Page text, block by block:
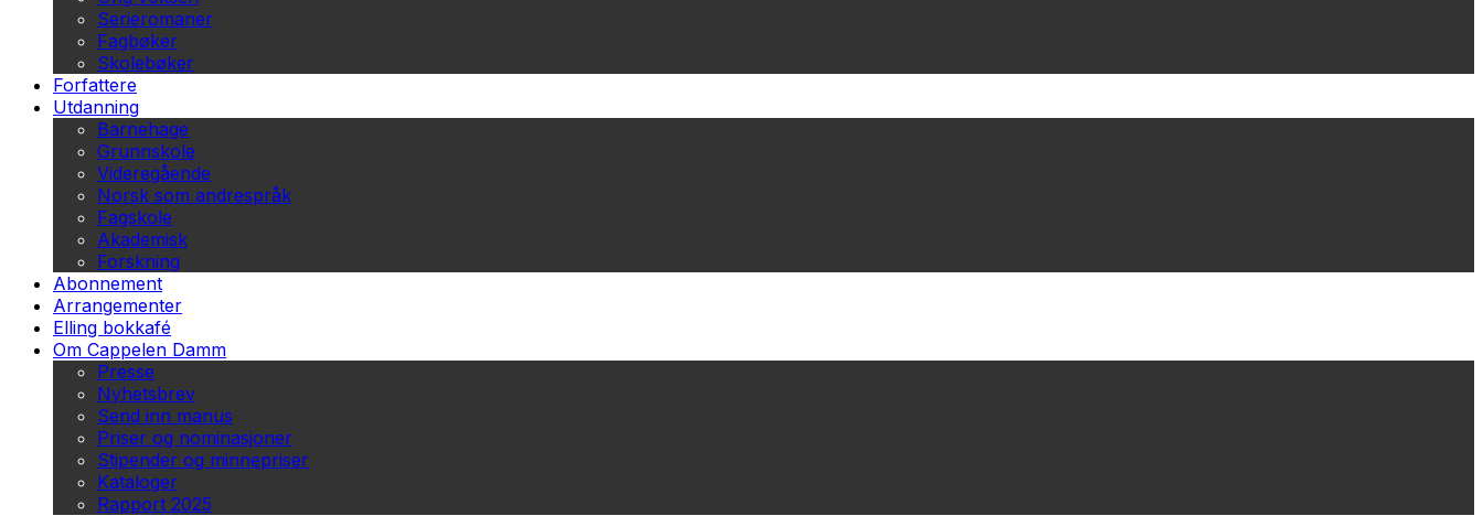
Serieromaner
Fagbøker
Skolebøker
Forfattere
Utdanning
Barnehage
Grunnskole
Videregående
Norsk som andrespråk
Fagskole
Akademisk
Forskning
Abonnement
Arrangementer
Elling bokkafé
Om Cappelen Damm
Presse
Nyhetsbrev
Send inn manus
Priser og nominasjoner
Stipender og minnepriser
Kataloger
Rapport 2025